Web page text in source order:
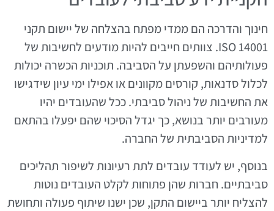
חינוך והדרכה הם ממדי מפתח בהצלחה של יישום תקני
ISO 14001. צוותים חייבים להיות מודעים לחשיבות של
פעולותיהם והשפעתן על הסביבה. תוכניות הכשרה יכולות
לכלול סדנאות, קורסים מקוונים או אפילו ימי עיון שידגישו
את החשיבות של ניהול סביבתי. ככל שהעובדים יהיו
מעורבים יותר בנושא, כך יגדל הסיכוי שהם יפעלו בהתאם
למדיניות הסביבתית של החברה.
בנוסף, יש לעודד עובדים לתת רעיונות לשיפור תהליכים
סביבתיים. חברות שהן פתוחות לקלט העובדים נוטות
להצליח יותר ביישום התקן, שכן ישנו שיתוף פעולה ותחושת